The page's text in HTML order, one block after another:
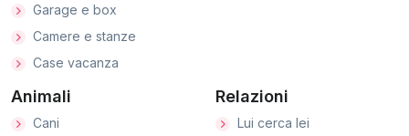
Garage e box
Camere e stanze
Case vacanza
Animali
Cani
Relazioni
Lui cerca lei